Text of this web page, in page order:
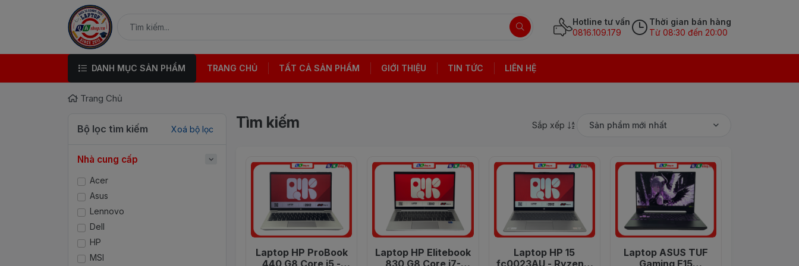
Hotline tư vấn
0816.109.179
Thời gian bán hàng
Từ 08:30 đến 20:00
DANH MỤC SẢN PHẨM TRANG CHỦ TẤT CẢ SẢN PHẨM GIỚI THIỆU TIN TỨC LIÊN HỆ
Trang Chủ
Bộ lọc tìm kiếm Xoá bộ lọc
Nhà cung cấp
Acer
Asus
Lennovo
Dell
HP
MSI
Tìm kiếm Sắp xếp Sản phẩm mới nhất
Laptop HP ProBook
440 G8 Core i5 -
Laptop HP Elitebook
830 G8 Core i7-
Laptop HP 15
fc0023AU - Ryzen 5
Laptop ASUS TUF
Gaming F15